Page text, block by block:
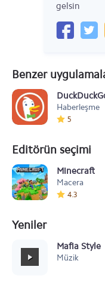
gelsin
Benzer
Haberleşme
5
Editörün seçimi
Minecraft
Macera
4.3
Yeniler
Mafia Style
Müzik